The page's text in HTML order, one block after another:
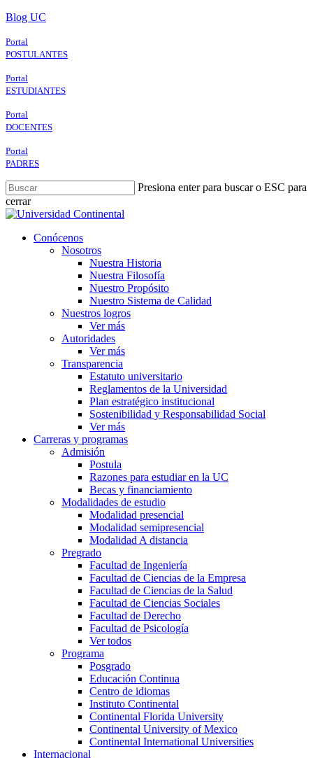
Skip
main
content
Blog UC
Portal
POSTULANTES
Portal
ESTUDIANTES
Portal
DOCENTES
Portal
PADRES
Presiona enter para buscar o ESC para
cerrar
Close
search
Menu
Conócenos
Nosotros
Nuestra Historia
Nuestra Filosofía
Nuestro Propósito
Nuestro Sistema de Calidad
Nuestros logros
Ver más
Autoridades
Ver más
Transparencia
Estatuto universitario
Reglamentos de la Universidad
Plan estratégico institucional
Sostenibilidad y Responsabilidad Social
Ver más
Carreras y programas
Admisión
Postula
Razones para estudiar en la UC
Becas y financiamiento
Modalidades de estudio
Modalidad presencial
Modalidad semipresencial
Modalidad A distancia
Pregrado
Facultad de Ingeniería
Facultad de Ciencias de la Empresa
Facultad de Ciencias de la Salud
Facultad de Ciencias Sociales
Facultad de Derecho
Facultad de Psicología
Ver todos
Programa
Posgrado
Educación Continua
Centro de idiomas
Instituto Continental
Continental Florida University
Continental University of Mexico
Continental International Universities
Internacional